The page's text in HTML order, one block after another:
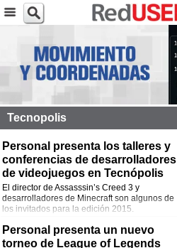
Tecnopolis
Personal presenta los talleres y
conferencias de desarrolladores
de videojuegos en Tecnópolis
El director de Assasssin’s Creed 3 y
desarrolladores de Minecraft son algunos de
los invitados para la edición 2015.
Personal presenta un nuevo
torneo de League of Legends